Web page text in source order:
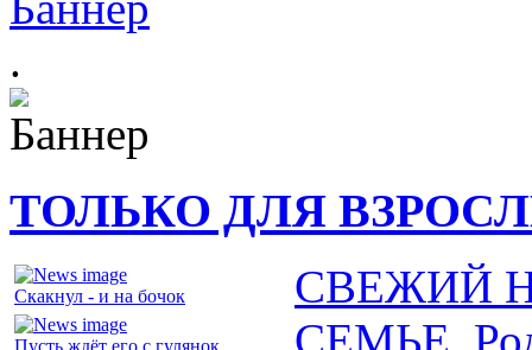
.
ТОЛЬКО ДЛЯ
Скакнул - и на бочок
СВЕЖИЙ